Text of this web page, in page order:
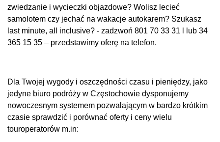
zwiedzanie i wycieczki objazdowe? Wolisz lecieć
samolotem czy jechać na wakacje autokarem? Szukasz
last minute, all inclusive? - zadzwoń 801 70 33 31 l lub 34
365 15 35 – przedstawimy oferę na telefon.
Dla Twojej wygody i oszczędności czasu i pieniędzy, jako
jedyne biuro podróży w Częstochowie dysponujemy
nowoczesnym systemem pozwalającym w bardzo krótkim
czasie sprawdzić i porównać oferty i ceny wielu
touroperatorów m.in: